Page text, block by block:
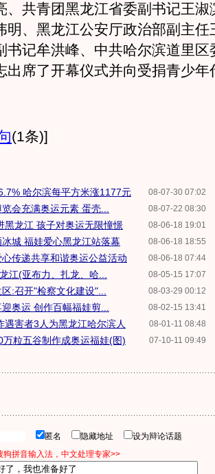
、共青团黑龙江省委副书记王淑
明、黑龙江公安厅政治部副主任
书记牟洪峰、中共哈尔滨道里区
出席了开幕仪式并向受捐青少年
(1条)]
08-07-30 07:02
哈尔滨每平方米涨1177元
08-07-22 08:30
会充满奥运元素 蛋壳...
08-06-18 19:01
黑龙江 孩子对奥运无限憧憬
08-06-18 18:55
城 福娃爱心黑龙江站落幕
08-06-18 07:44
传递共享和谐奥运公益活动
08-05-15 17:07
江(亚布力、扎龙、哈...
08-03-29 00:12
:召开"检察文化建设"...
08-02-15 13:41
奥运 创作百幅福娃剪...
08-01-11 08:48
遇害者3人为黑龙江哈尔滨人
07-10-11 09:49
粒五谷制作成奥运福娃(图)
匿名 隐藏地址
设为辩论话题
狗拼音输入法，中文处理专家>>